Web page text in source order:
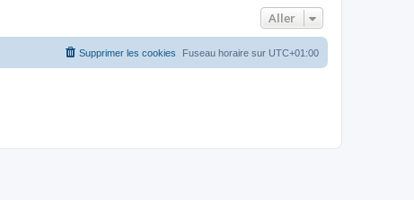
Aller
Fuseau horaire sur UTC+01:00
Supprimer les cookies